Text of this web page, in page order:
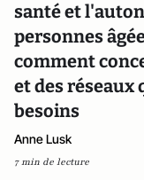
santé et
personnes
comment
et des réseaux
besoins
Anne Lusk
7 min de lecture